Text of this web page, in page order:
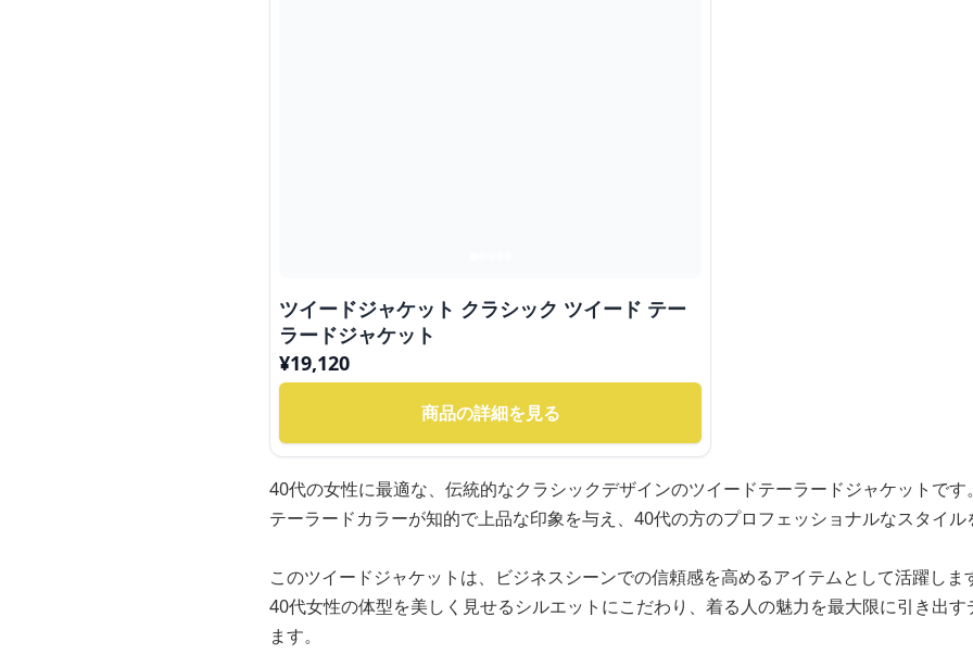
ツイードジャケット クラシック ツイード テー
ラードジャケット
¥19,120
商品の詳細を見る
40代の女性に最適な、伝統的なクラシックデザインのツイードテーラードジャケットです
テーラードカラーが知的で上品な印象を与え、40代の方のプロフェッショナルなスタイ
このツイードジャケットは、ビジネスシーンでの信頼感を高めるアイテムとして活躍しま
40代女性の体型を美しく見せるシルエットにこだわり、着る人の魅力を最大限に引き出
ます。